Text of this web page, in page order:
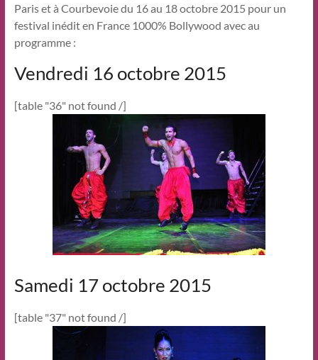
Paris et à Courbevoie du 16 au 18 octobre 2015 pour un
festival inédit en France 1000% Bollywood avec au
programme :
Vendredi 16 octobre 2015
[table "36" not found /]
Samedi 17 octobre 2015
[table "37" not found /]